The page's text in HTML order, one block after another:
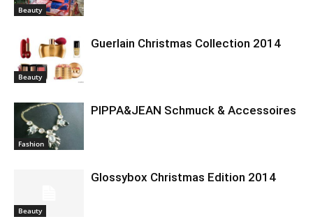
Beauty
Beauty
Guerlain Christmas Collection 2014
Fashion
PIPPA&JEAN Schmuck & Accessoires
Beauty
Glossybox Christmas Edition 2014